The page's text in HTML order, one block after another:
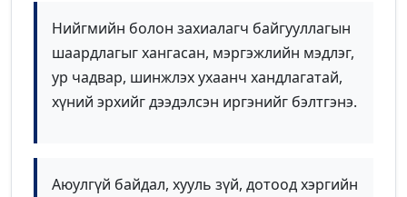
Нийгмийн болон захиалагч байгууллагын
шаардлагыг хангасан, мэргэжлийн мэдлэг,
ур чадвар, шинжлэх ухаанч хандлагатай,
хүний эрхийг дээдэлсэн иргэнийг бэлтгэнэ.
Аюулгүй байдал, хууль зүй, дотоод хэргийн